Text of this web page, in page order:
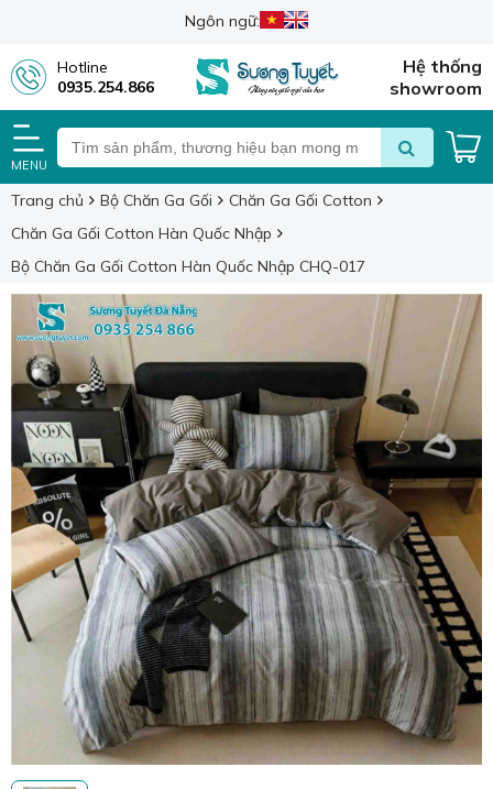
Ngôn ngữ:
Hotline
0935.254.866
Hệ thống
showroom
MENU
Trang chủ Bộ Chăn Ga Gối
Chăn Ga Gối Cotton
Chăn Ga Gối Cotton Hàn Quốc Nhập
Bộ Chăn Ga Gối Cotton Hàn Quốc Nhập CHQ-017